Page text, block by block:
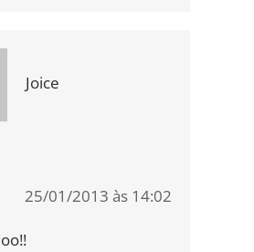
Joice
25/01/2013 às 14:02